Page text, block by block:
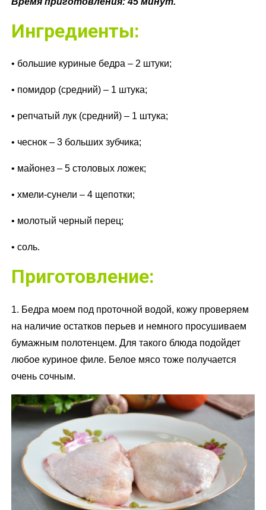
Ингредиенты:
• большие куриные бедра – 2 штуки;
• помидор (средний) – 1 штука;
• репчатый лук (средний) – 1 штука;
• чеснок – 3 больших зубчика;
• майонез – 5 столовых ложек;
• хмели-сунели – 4 щепотки;
• молотый черный перец;
• соль.
Приготовление:
1. Бедра моем под проточной водой, кожу проверяем
на наличие остатков перьев и немного просушиваем
бумажным полотенцем. Для такого блюда подойдет
любое куриное филе. Белое мясо тоже получается
очень сочным.